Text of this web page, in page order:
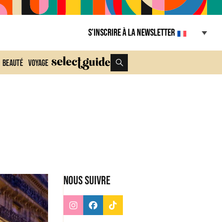
S’inscrire à la Newsletter
Beauté Voyage
Nous suivre